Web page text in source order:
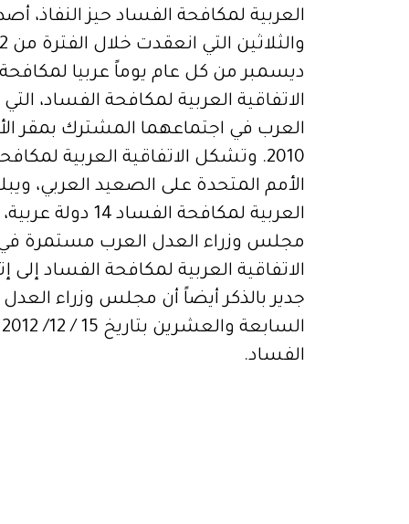
العربية لمكافحة الفساد حيز النفاذ،
ديسمبر من كل عام يوماً عربيا
الاتفاقية العربية لمكافحة الفساد،
2010. وتشكل الاتفاقية العربية
الأمم المتحدة على الصعيد العربي،
العربية لمكافحة الفساد 14 دولة عربية، ومازالت
مجلس وزراء العدل العرب مستمرة في
الاتفاقية العربية لمكافحة الفساد إلى
الفساد.